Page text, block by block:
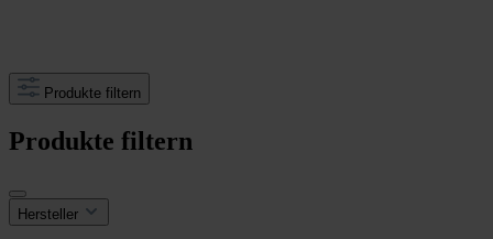
Produkte filtern
Produkte filtern
Hersteller